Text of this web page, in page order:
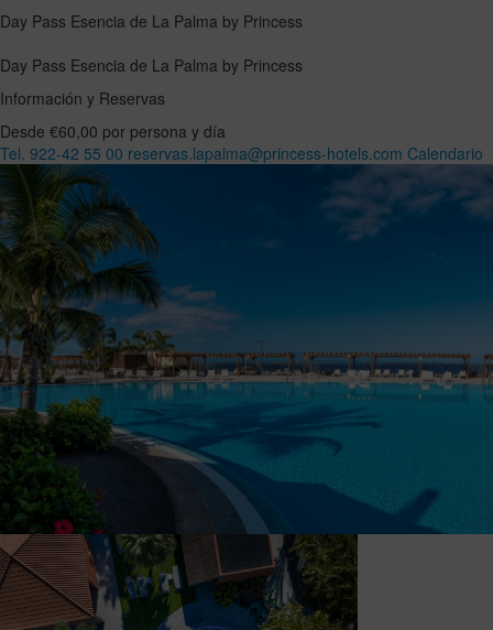
Day Pass Esencia de La Palma by Princess
Day Pass Esencia de La Palma by Princess
Información y Reservas
Desde €60,00 por persona y día
Tel. 922-42 55 00 reservas.lapalma@princess-hotels.com Calendario